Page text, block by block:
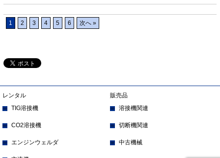
1 2 3 4 5 6 次へ »
レンタル
TIG溶接機
CO2溶接機
エンジンウェルダ
販売品
溶接機関連
切断機関連
中古機械